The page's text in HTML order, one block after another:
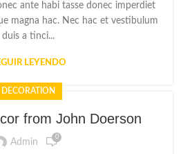
ante habi tasse donec imperdiet
magna hac. Nec hac et vestibulum
duis a tinci...
LEYENDO
DECORATION
from John Doerson
Admin 0